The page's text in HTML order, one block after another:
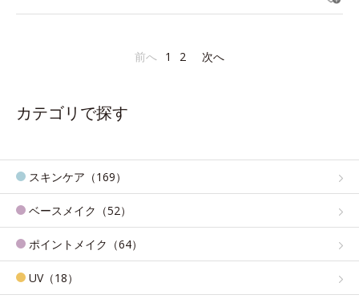
前へ 1 2 次へ
カテゴリで探す
スキンケア（169）
ベースメイク（52）
ポイントメイク（64）
UV（18）